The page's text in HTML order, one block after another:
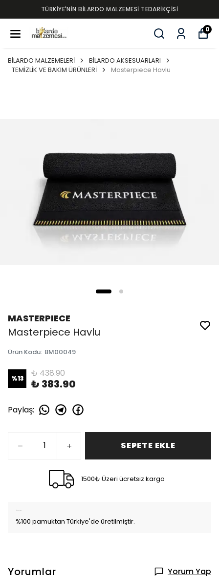
TÜRKİYE'NİN BİLARDO MALZEMESİ TEDARİKÇİSİ
0
BİLARDO MALZEMELERİ
BİLARDO AKSESUARLARI
TEMİZLİK VE BAKIM ÜRÜNLERİ
Masterpiece Havlu
MASTERPIECE
Masterpiece Havlu
Ürün Kodu: BM00049
%13 ₺ 438.90
₺ 383.90
Paylaş:
SEPETE EKLE
1500₺ Üzeri ücretsiz kargo
%100 pamuktan Türkiye'de üretilmiştir.
Yorumlar Yorum Yap